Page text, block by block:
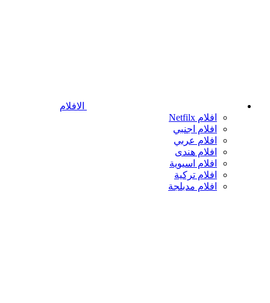
الافلام
افلام Netfilx
افلام اجنبي
افلام عربي
افلام هندى
افلام اسيوية
افلام تركية
افلام مدبلجة